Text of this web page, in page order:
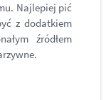
Najlepiej pić
z dodatkiem
źródłem